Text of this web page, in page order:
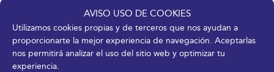
AVISO USO DE COOKIES
Utilizamos cookies propias y de terceros que nos ayudan a
proporcionarte la mejor experiencia de navegación. Aceptarlas
nos permitirá analizar el uso del sitio web y optimizar tu
experiencia.
profesional más relevante del calendario de esta
subespecialidad médica y está organizado por la
Sociedad Española de Cirugía Ocular Implanto-
Refractiva.